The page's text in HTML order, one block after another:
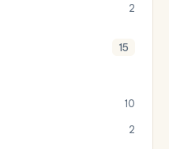
2
15
10
2